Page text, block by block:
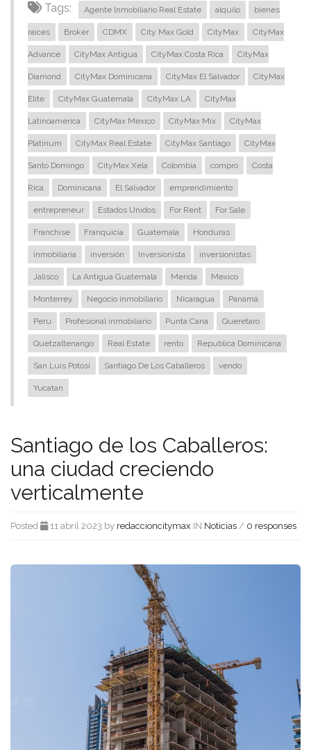
Tags: Agente Inmobiliario Real Estate alquilo bienes
raices Broker CDMX City Max Gold CityMax CityMax
Advance CityMax Antigua CityMax Costa Rica CityMax
Diamond CityMax Dominicana CityMax El Salvador CityMax
Elite CityMax Guatemala CityMax LA CityMax
Latinoamerica CityMax Mexico CityMax Mix CityMax
Platinum CityMax Real Estate CityMax Santiago CityMax
Santo Domingo CityMax Xela Colombia compro Costa
Rica Dominicana El Salvador emprendimiento
entrepreneur Estados Unidos For Rent For Sale
Franchise Franquicia Guatemala Honduras
inmobiliaria inversión Inversionista inversionistas
Jalisco La Antigua Guatemala Merida Mexico
Monterrey Negocio inmobiliario Nicaragua Panamá
Peru Profesional inmobiliario Punta Cana Queretaro
Quetzaltenango Real Estate rento Republica Dominicana
San Luis Potosi Santiago De Los Caballeros vendo
Yucatan
Santiago de los Caballeros:
una ciudad creciendo
verticalmente
Posted 11 abril 2023 by redaccioncitymax IN Noticias / 0 responses